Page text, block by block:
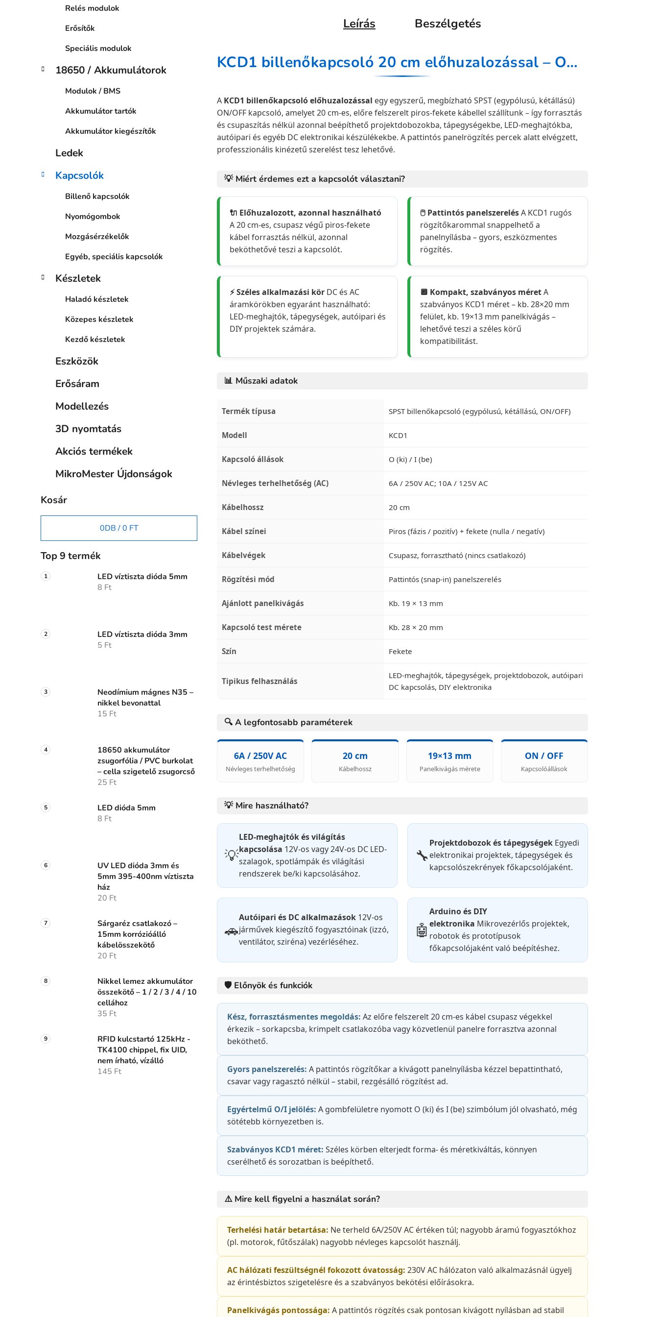
Relés modulok
Erősítők
Speciális modulok
18650 / Akkumulátorok
Modulok / BMS
Akkumulátor tartók
Akkumulátor kiegészítők
Ledek
Kapcsolók
Billenő kapcsolók
Nyomógombok
Mozgásérzékelők
Egyéb, speciális kapcsolók
Készletek
Haladó készletek
Közepes készletek
Kezdő készletek
Eszközök
Erősáram
Modellezés
3D nyomtatás
Akciós termékek
MikroMester Újdonságok
Kosár
0DB /0 FT
Top 9 termék
LED víztiszta dióda 5mm
8 Ft
LED víztiszta dióda 3mm
5 Ft
Neodímium mágnes N35 –
nikkel bevonattal
15 Ft
18650 akkumulátor
zsugorfólia / PVC burkolat
– cella szigetelő zsugorcső
25 Ft
LED dióda 5mm
8 Ft
UV LED dióda 3mm és
5mm 395-400nm víztiszta
ház
20 Ft
Sárgaréz csatlakozó –
15mm korrózióálló
kábelösszekötő
20 Ft
Nikkel lemez akkumulátor
összekötő – 1 / 2 / 3 / 4 / 10
cellához
35 Ft
RFID kulcstartó 125kHz -
TK4100 chippel, fix UID,
nem írható, vízálló
145 Ft
Leírás Beszélgetés
KCD1 billenőkapcsoló 20 cm előhuzalozással – ON/OFF, piros-fekete kábel, panelbe pattintható
A KCD1 billenőkapcsoló előhuzalozással egy egyszerű, megbízható SPST (egypólusú, kétállású)
ON/OFF kapcsoló, amelyet 20 cm-es, előre felszerelt piros-fekete kábellel szállítunk – így forrasztás
és csupaszítás nélkül azonnal beépíthető projektdobozokba, tápegységekbe, LED-meghajtókba,
autóipari és egyéb DC elektronikai készülékekbe. A pattintós panelrögzítés percek alatt elvégzett,
professzionális kinézetű szerelést tesz lehetővé.
💡 Miért érdemes ezt a kapcsolót választani?
🔌 Előhuzalozott, azonnal használható
A 20 cm-es, csupasz végű piros-fekete
kábel forrasztás nélkül, azonnal
beköthetővé teszi a kapcsolót.
🖱️ Pattintós panelszerelésA KCD1 rugós
rögzítőkarommal snappelhető a
panelnyílásba – gyors, eszközmentes
rögzítés.
⚡ Széles alkalmazási kör DC és AC
áramkörökben egyaránt használható:
LED-meghajtók, tápegységek, autóipari és
DIY projektek számára.
🔲 Kompakt, szabványos méretA
szabványos KCD1 méret – kb. 28×20 mm
felület, kb. 19×13 mm panelkivágás –
lehetővé teszi a széles körű
kompatibilitást.
📊 Műszaki adatok
Termék típusa SPST billenőkapcsoló (egypólusú, kétállású, ON/OFF)
Modell KCD1
Kapcsoló állások O (ki) / I (be)
Névleges terhelhetőség (AC) 6A / 250V AC; 10A / 125V AC
Kábelhossz 20 cm
Kábel színei Piros (fázis / pozitív) + fekete (nulla / negatív)
Kábelvégek Csupasz, forrasztható (nincs csatlakozó)
Rögzítési mód Pattintós (snap-in) panelszerelés
Ajánlott panelkivágás Kb. 19 × 13 mm
Kapcsoló test mérete Kb. 28 × 20 mm
Szín Fekete
Tipikus felhasználás
LED-meghajtók, tápegységek, projektdobozok, autóipari
DC kapcsolás, DIY elektronika
🔍 A legfontosabb paraméterek
6A / 250V AC
Névleges terhelhetőség
20 cm
Kábelhossz
19×13 mm
Panelkivágás mérete
ON / OFF
Kapcsolóállások
💡 Mire használható?
💡
LED-meghajtók és világítás
kapcsolása 12V-os vagy 24V-os DC LED-
szalagok, spotlámpák és világítási
rendszerek be/ki kapcsolásához.
🔧
Projektdobozok és tápegységek Egyedi
elektronikai projektek, tápegységek és
kapcsolószekrények főkapcsolójaként.
🚗
Autóipari és DC alkalmazások 12V-os
járművek kiegészítő fogyasztóinak (izzó,
ventilátor, sziréna) vezérléséhez.
🤖
Arduino és DIY
elektronika Mikrovezérlős projektek,
robotok és prototípusok
főkapcsolójaként való beépítéshez.
🛡️ Előnyök és funkciók
Kész, forrasztásmentes megoldás: Az előre felszerelt 20 cm-es kábel csupasz végekkel
érkezik – sorkapcsba, krimpelt csatlakozóba vagy közvetlenül panelre forrasztva azonnal
beköthető.
Gyors panelszerelés: A pattintós rögzítőkar a kivágott panelnyílásba kézzel bepattintható,
csavar vagy ragasztó nélkül – stabil, rezgésálló rögzítést ad.
Egyértelmű O/I jelölés: A gombfelületre nyomott O (ki) és I (be) szimbólum jól olvasható, még
sötétebb környezetben is.
Szabványos KCD1 méret: Széles körben elterjedt forma- és méretkiváltás, könnyen
cserélhető és sorozatban is beépíthető.
⚠️ Mire kell figyelni a használat során?
Terhelési határ betartása: Ne terheld 6A/250V AC értéken túl; nagyobb áramú fogyasztókhoz
(pl. motorok, fűtőszálak) nagyobb névleges kapcsolót használj.
AC hálózati feszültségnél fokozott óvatosság: 230V AC hálózaton való alkalmazásnál ügyelj
az érintésbiztos szigetelésre és a szabványos bekötési előírásokra.
Panelkivágás pontossága: A pattintós rögzítés csak pontosan kivágott nyílásban ad stabil